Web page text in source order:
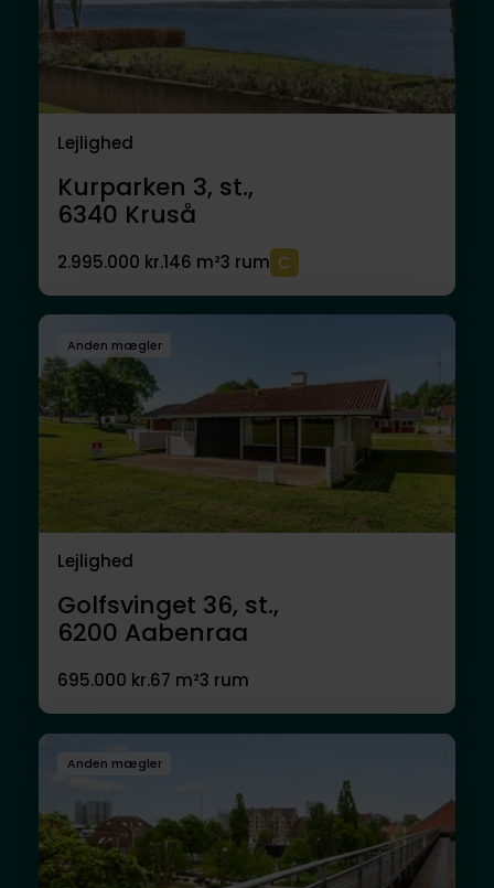
Lejlighed
Kurparken 3, st.,
6340 Kruså
2.995.000 kr.146 m²3 rum
Anden mægler
Lejlighed
Golfsvinget 36, st.,
6200 Aabenraa
695.000 kr.67 m²3 rum
Anden mægler